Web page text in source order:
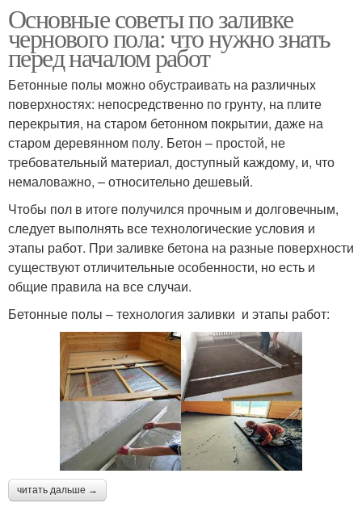
Основные советы по заливке
чернового пола: что нужно знать
перед началом работ
Бетонные полы можно обустраивать на различных
поверхностях: непосредственно по грунту, на плите
перекрытия, на старом бетонном покрытии, даже на
старом деревянном полу. Бетон – простой, не
требовательный материал, доступный каждому, и, что
немаловажно, – относительно дешевый.
Чтобы пол в итоге получился прочным и долговечным,
следует выполнять все технологические условия и
этапы работ. При заливке бетона на разные поверхности
существуют отличительные особенности, но есть и
общие правила на все случаи.
Бетонные полы – технология заливки и этапы работ:
читать дальше →